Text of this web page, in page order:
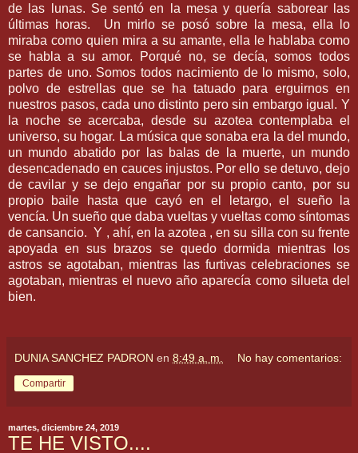
de las lunas. Se sentó en la mesa y quería saborear las
últimas horas.
Un mirlo se posó sobre la mesa, ella lo
miraba como quien mira a su amante, ella le hablaba como
se habla a su amor. Porqué no, se decía, somos todos
partes de uno. Somos todos nacimiento de lo mismo, solo,
polvo de estrellas que se ha tatuado para erguirnos en
nuestros pasos, cada uno distinto pero sin embargo igual. Y
la noche se acercaba, desde su azotea contemplaba el
universo, su hogar. La música que sonaba era la del mundo,
un mundo abatido por las balas de la muerte, un mundo
desencadenado en cauces injustos. Por ello se detuvo, dejo
de cavilar y se dejo engañar por su propio canto, por su
propio baile hasta que cayó en el letargo, el sueño la
vencía. Un sueño que daba vueltas y vueltas como síntomas
de cansancio. Y , ahí, en la azotea , en su silla con su frente
apoyada en sus brazos se quedo dormida mientras los
astros se agotaban, mientras las furtivas celebraciones se
agotaban, mientras el nuevo año aparecía como silueta del
bien.
DUNIA SANCHEZ PADRON en 8:49 a. m. No hay comentarios:
Compartir
martes, diciembre 24, 2019
TE HE VISTO....